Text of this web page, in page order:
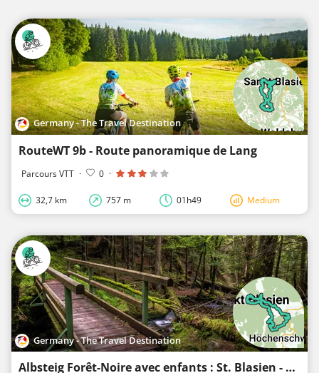
Germany - The Travel Destination
RouteWT 9b - Route panoramique de Lang
Parcours VTT · 0 ·
32,7 km 757 m 01h49 Medium
Germany - The Travel Destination
Albsteig Forêt-Noire avec enfants : St. Blasien - Lac de lAlb - Häusern - St. Blasien